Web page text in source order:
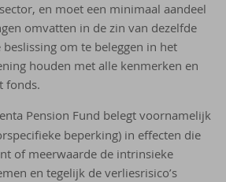
en moet een minimaal aandeel
omvatten in de zin van dezelfde
om te beleggen in het
houden met alle kenmerken en
fonds.
Pension Fund belegt voornamelijk
beperking) in effecten die
of meerwaarde de intrinsieke
en tegelijk de verliesrisico’s